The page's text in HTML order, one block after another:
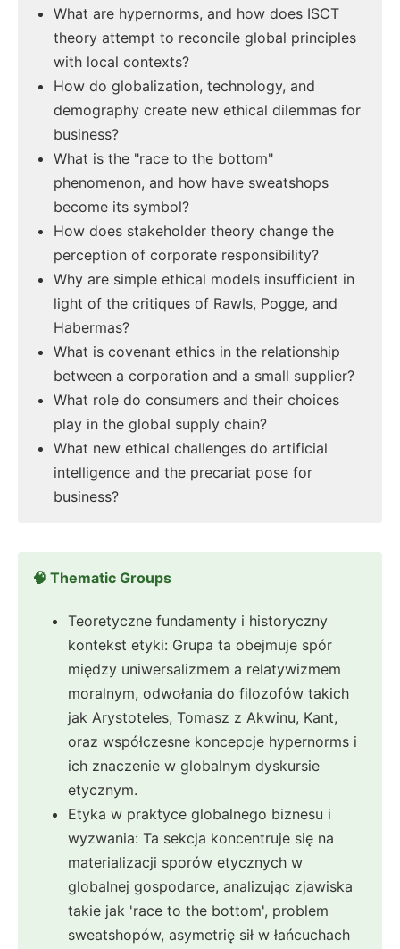
What are hypernorms, and how does ISCT
theory attempt to reconcile global principles
with local contexts?
How do globalization, technology, and
demography create new ethical dilemmas for
business?
What is the "race to the bottom"
phenomenon, and how have sweatshops
become its symbol?
How does stakeholder theory change the
perception of corporate responsibility?
Why are simple ethical models insufficient in
light of the critiques of Rawls, Pogge, and
Habermas?
What is covenant ethics in the relationship
between a corporation and a small supplier?
What role do consumers and their choices
play in the global supply chain?
What new ethical challenges do artificial
intelligence and the precariat pose for
business?
🧠 Thematic Groups
Teoretyczne fundamenty i historyczny
kontekst etyki: Grupa ta obejmuje spór
między uniwersalizmem a relatywizmem
moralnym, odwołania do filozofów takich
jak Arystoteles, Tomasz z Akwinu, Kant,
oraz współczesne koncepcje hypernorms i
ich znaczenie w globalnym dyskursie
etycznym.
Etyka w praktyce globalnego biznesu i
wyzwania: Ta sekcja koncentruje się na
materializacji sporów etycznych w
globalnej gospodarce, analizując zjawiska
takie jak 'race to the bottom', problem
sweatshopów, asymetrię sił w łańcuchach